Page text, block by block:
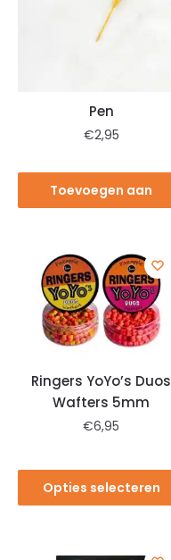
Pen
€2,95
Toevoegen aan
Ringers YoYo’s Duos
Wafters 5mm
€6,95
Opties selecteren